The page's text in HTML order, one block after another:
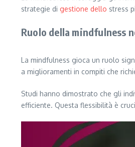
strategie di gestione dello stress
Ruolo della mindfulness
La mindfulness gioca un ruolo
a miglioramenti in compiti che
Studi hanno dimostrato che gli
efficiente. Questa flessibilità è